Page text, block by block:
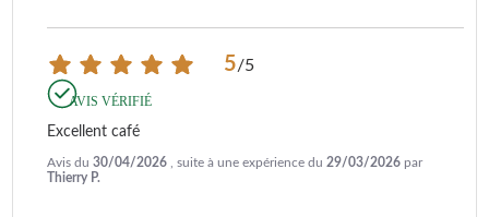
5/5
AVIS VÉRIFIÉ
Excellent café
Avis du 30/04/2026 , suite à une expérience du 29/03/2026 par
Thierry P.